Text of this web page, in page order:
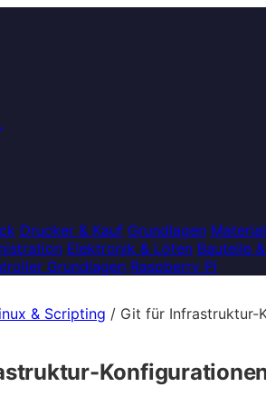
Drucker & Kauf Grundlagen
Elektronik & Löten Bauteile
Grundlagen Raspberry Pi
& Scripting / Git für Infrastruktur-